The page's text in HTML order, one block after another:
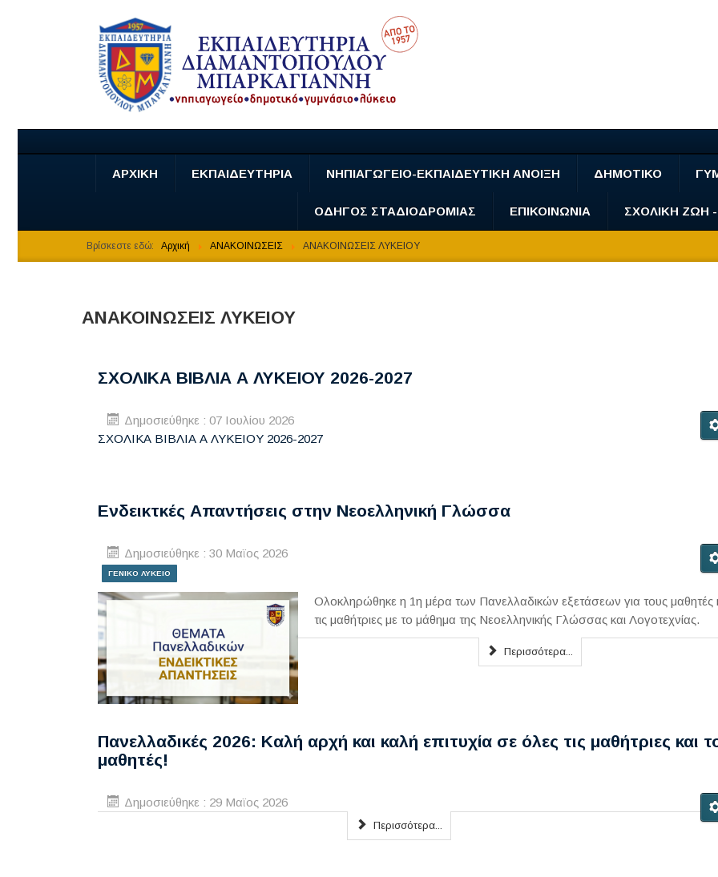
ΑΡΧΙΚΗ ΕΚΠΑΙΔΕΥΤΗΡΙΑ ΝΗΠΙΑΓΩΓΕΙΟ-ΕΚΠΑΙΔΕΥΤΙΚΗ ΑΝΟΙΞΗ ΔΗΜΟΤΙΚΟ
ΟΔΗΓΟΣ ΣΤΑΔΙΟΔΡΟΜΙΑΣ ΕΠΙΚΟΙΝΩΝΙΑ ΣΧΟΛΙΚΗ ΖΩΗ
Βρίσκεστε εδώ: Αρχική ΑΝΑΚΟΙΝΩΣΕΙΣ ΑΝΑΚΟΙΝΩΣΕΙΣ ΛΥΚΕΙΟΥ
ΑΝΑΚΟΙΝΩΣΕΙΣ ΛΥΚΕΙΟΥ
ΣΧΟΛΙΚΑ ΒΙΒΛΙΑ Α ΛΥΚΕΙΟΥ 2026-2027
Δημοσιεύθηκε : 07 Ιουλίου 2026
ΣΧΟΛΙΚΑ ΒΙΒΛΙΑ Α ΛΥΚΕΙΟΥ 2026-2027
Ενδεικτκές Απαντήσεις στην Νεοελληνική Γλώσσα
Δημοσιεύθηκε : 30 Μαϊος 2026
ΓΕΝΙΚΟ ΛΥΚΕΙΟ
Ολοκληρώθηκε η 1η μέρα των Πανελλαδικών εξετάσεων για τους μαθητές
τις μαθήτριες με το μάθημα της Νεοελληνικής Γλώσσας και Λογοτεχνίας.
Περισσότερα...
Πανελλαδικές 2026: Καλή αρχή και καλή επιτυχία σε όλες τις μαθήτριες και
μαθητές!
Δημοσιεύθηκε : 29 Μαϊος 2026
Περισσότερα...